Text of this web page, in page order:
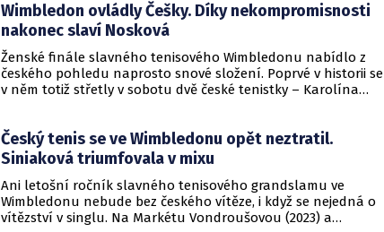
Wimbledon ovládly Češky. Díky nekompromisnosti
nakonec slaví Nosková
Ženské finále slavného tenisového Wimbledonu nabídlo z
českého pohledu naprosto snové složení. Poprvé v historii se
v něm totiž střetly v sobotu dvě české tenistky – Karolína
turnaje a kdo tak naváže na Janu Novotnou (1998), Petru
Kvitovou (dvojnásobnou vítězku z let 2011 a 2014), Markétu
Český tenis se ve Wimbledonu opět neztratil.
Siniaková triumfovala v mixu
Ani letošní ročník slavného tenisového grandslamu ve
Wimbledonu nebude bez českého vítěze, i když se nejedná o
vítězství v singlu. Na Markétu Vondroušovou (2023) a